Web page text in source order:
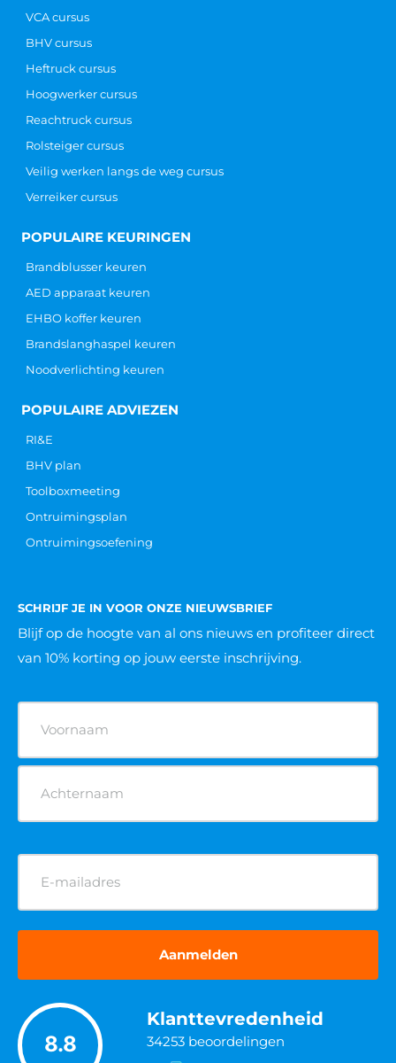
VCA cursus
BHV cursus
Heftruck cursus
Hoogwerker cursus
Reachtruck cursus
Rolsteiger cursus
Veilig werken langs de weg cursus
Verreiker cursus
POPULAIRE KEURINGEN
Brandblusser keuren
AED apparaat keuren
EHBO koffer keuren
Brandslanghaspel keuren
Noodverlichting keuren
POPULAIRE ADVIEZEN
RI&E
BHV plan
Toolboxmeeting
Ontruimingsplan
Ontruimingsoefening
SCHRIJF JE IN VOOR ONZE NIEUWSBRIEF
Blijf op de hoogte van al ons nieuws en profiteer direct
van 10% korting op jouw eerste inschrijving.
(Vereist)
E-
(Vereist)
8.8
Klanttevredenheid
34253 beoordelingen